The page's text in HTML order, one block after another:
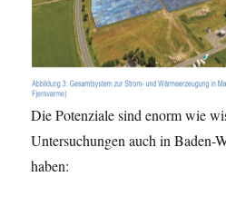
Die Potenziale sind enorm wie
Untersuchungen auch in Baden-
haben: